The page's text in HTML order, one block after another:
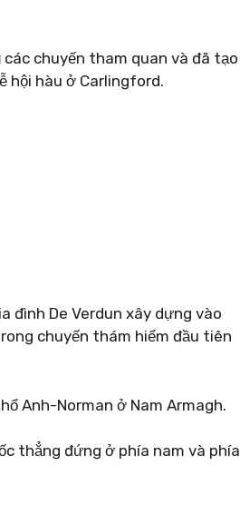
chuyến tham quan và đã tạo
hội hàu ở Carlingford.
đình De Verdun xây dựng vào
chuyến thám hiểm đầu tiên
Anh-Norman ở Nam Armagh.
thẳng đứng ở phía nam và phía